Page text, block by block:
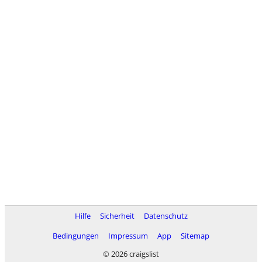
Hilfe Sicherheit
Datenschutz
Bedingungen
Impressum App
Sitemap
© 2026 craigslist